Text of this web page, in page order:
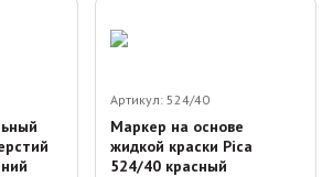
Артикул: 524/40
Маркер на основе
жидкой краски Pica
524/40 красный